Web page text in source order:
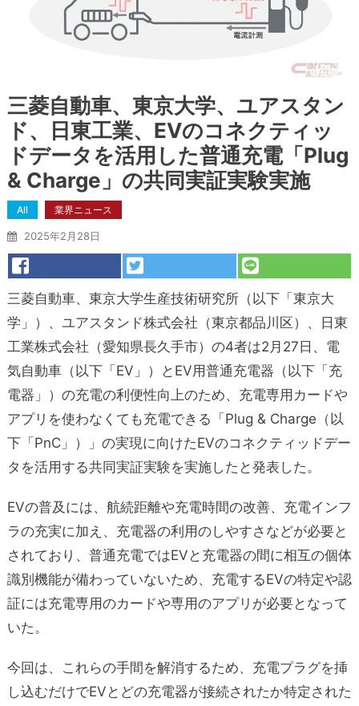
三菱自動車、東京大学、ユアスタン
ド、日東工業、EVのコネクティッ
ドデータを活用した普通充電「Plug
& Charge」の共同実証実験実施
All 業界ニュース
2025年2月28日
三菱自動車、東京大学生産技術研究所（以下「東京大
学」）、ユアスタンド株式会社（東京都品川区）、日東
工業株式会社（愛知県長久手市）の4者は2月27日、電
気自動車（以下「EV」）とEV用普通充電器（以下「充
電器」）の充電の利便性向上のため、充電専用カードや
アプリを使わなくても充電できる「Plug & Charge（以
下「PnC」）」の実現に向けたEVのコネクティッドデー
タを活用する共同実証実験を実施したと発表した。
EVの普及には、航続距離や充電時間の改善、充電インフ
ラの充実に加え、充電器の利用のしやすさなどが必要と
されており、普通充電ではEVと充電器の間に相互の個体
識別機能が備わっていないため、充電するEVの特定や認
証には充電専用のカードや専用のアプリが必要となって
いた。
今回は、これらの手間を解消するため、充電プラグを挿
し込むだけでEVとどの充電器が接続されたか特定された